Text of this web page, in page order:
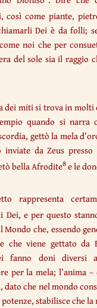
così come piante,
Dei è da folli;
noi che per
del sole sia il raggio
dei miti si trova in molti
quando si narra
gettò la mela
da Zeus presso
bella Afrodite8e le
rappresenta
Dei, e per questo
Mondo che, essendo
che viene gettato da
fanno doni diversi
per la mela; l’anima –
dato che nel mondo
stabilisce che